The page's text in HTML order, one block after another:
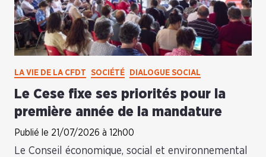
LA VIE DE LA CFDT SOCIÉTÉ DIALOGUE SOCIAL
Le Cese fixe ses priorités pour la
première année de la mandature
Publié le 21/07/2026 à 12h00
Le Conseil économique, social et environnemental